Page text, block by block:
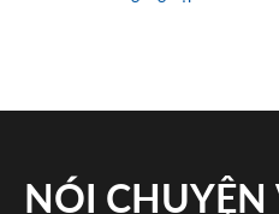
NÓI CHUYỆN